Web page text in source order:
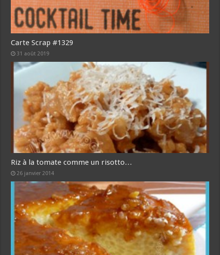
Carte Scrap #1329
31 août 2019
Riz à la tomate comme un risotto…
26 janvier 2014